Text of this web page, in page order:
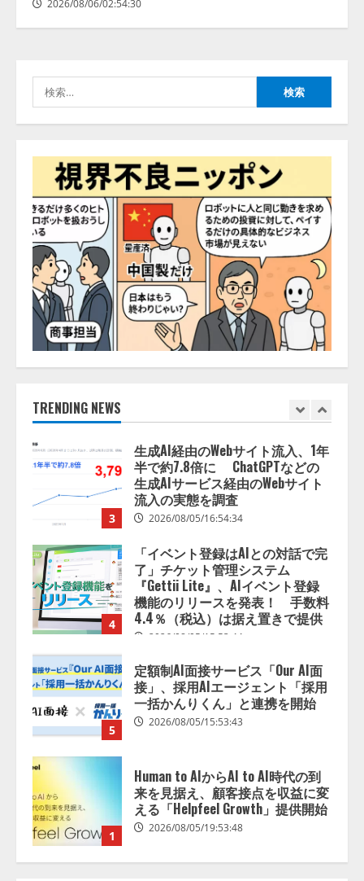
2026/08/06/02:54:30
索:
TRENDING NEWS
「イベント登録はAIとの対話で完
機能のリリースを発表！ 手数料
4.4％（税込）は据え置きで提供
2026/08/05/15:53:44
5
接」、採用AIエージェント「採用
一括かんりくん」と連携を開始
2026/08/05/15:53:43
1
Human to AIからAI to AI時代の到
来を見据え、顧客接点を収益に変
える「Helpfeel Growth」提供開始
2026/08/05/19:53:48
2
3
生成AI経由のWebサイト流入、1年
半で約7.8倍に ChatGPTなどの
生成AIサービス経由のWebサイト
流入の実態を調査
2026/08/05/16:54:34
4
「イベント登録はAIとの対話で完
了」チケット管理システム
『Gettii Lite』、AIイベント登録
機能のリリースを発表！ 手数料
4.4％（税込）は据え置きで提供
2026/08/05/15:53:44
5
定額制AI面接サービス「Our AI面
接」、採用AIエージェント「採用
一括かんりくん」と連携を開始
2026/08/05/15:53:43
1
Human to AIからAI to AI時代の到
来を見据え、顧客接点を収益に変
える「Helpfeel Growth」提供開始
2026/08/05/19:53:48